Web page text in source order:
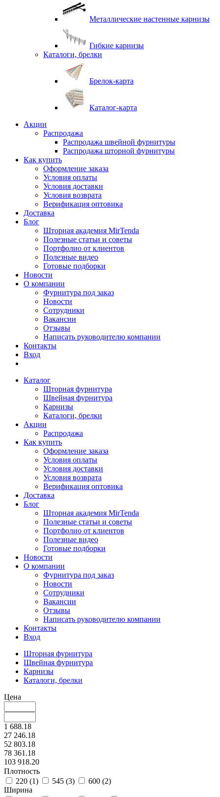
Металлические настенные карнизы
Гибкие карнизы
Каталоги, брелки
Брелок-карта
Каталог-карта
Акции
Распродажа
Распродажа швейной фурнитуры
Распродажа шторной фурнитуры
Как купить
Оформление заказа
Условия оплаты
Условия доставки
Условия возврата
Верификация оптовика
Доставка
Блог
Шторная академия MirTenda
Полезные статьи и советы
Портфолио от клиентов
Полезные видео
Готовые подборки
Новости
О компании
Фурнитура под заказ
Новости
Сотрудники
Вакансии
Отзывы
Написать руководителю компании
Контакты
Вход
Каталог
Шторная фурнитура
Швейная фурнитура
Карнизы
Каталоги, брелки
Акции
Распродажа
Как купить
Оформление заказа
Условия оплаты
Условия доставки
Условия возврата
Верификация оптовика
Доставка
Блог
Шторная академия MirTenda
Полезные статьи и советы
Портфолио от клиентов
Полезные видео
Готовые подборки
Новости
О компании
Фурнитура под заказ
Новости
Сотрудники
Вакансии
Отзывы
Написать руководителю компании
Контакты
Вход
Шторная фурнитура
Швейная фурнитура
Карнизы
Каталоги, брелки
Цена
1 688.18
27 246.18
52 803.18
78 361.18
103 918.20
Плотность
220 (1) 545 (3) 600 (2)
Ширина